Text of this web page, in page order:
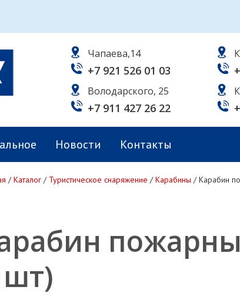
Чапаева,14
+7 921 526 01 03
Володарского, 25
+7 911 427 26 22
Новости Контакты
/Каталог / Туристическое снаряжение /Карабины /Карабин